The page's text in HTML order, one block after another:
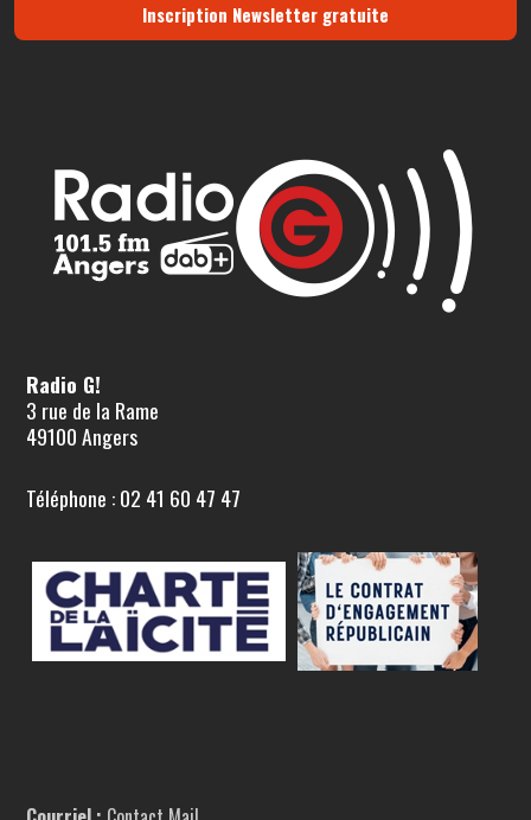
Inscription Newsletter gratuite
Radio G!
3 rue de la Rame
49100 Angers
Téléphone : 02 41 60 47 47